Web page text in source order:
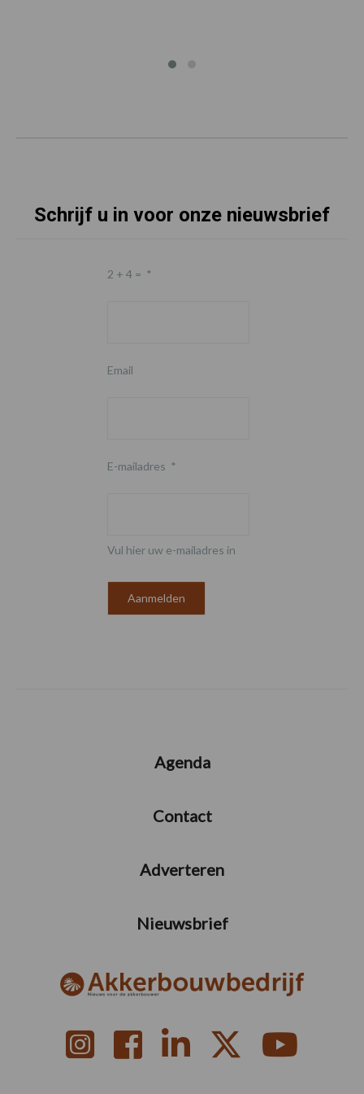
Schrijf u in voor onze nieuwsbrief
2 + 4 = *
Email
E-mailadres *
Vul hier uw e-mailadres in
Agenda
Contact
Adverteren
Nieuwsbrief